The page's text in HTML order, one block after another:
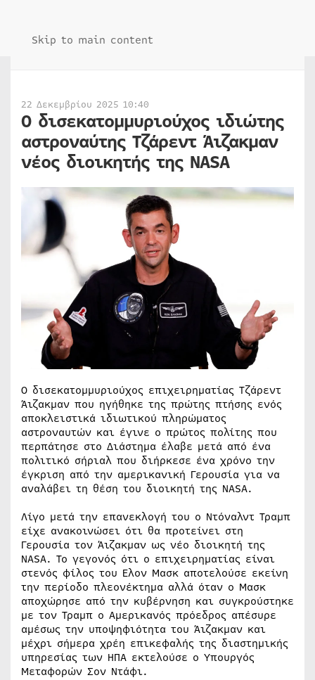
Skip to main content
22 Δεκεμβρίου 2025 10:40
Ο δισεκατομμυριούχος ιδιώτης
αστροναύτης Τζάρεντ Άιζακμαν
νέος διοικητής της NASA
Ο δισεκατομμυριούχος επιχειρηματίας Τζάρεντ
Άιζακμαν που ηγήθηκε της πρώτης πτήσης ενός
αποκλειστικά ιδιωτικού πληρώματος
αστροναυτών και έγινε ο πρώτος πολίτης που
περπάτησε στο Διάστημα έλαβε μετά από ένα
πολιτικό σήριαλ που διήρκεσε ένα χρόνο την
έγκριση από την αμερικανική Γερουσία για να
αναλάβει τη θέση του διοικητή της NASA.
Λίγο μετά την επανεκλογή του ο Ντόναλντ Τραμπ
είχε ανακοινώσει ότι θα προτείνει στη
Γερουσία τον Άιζακμαν ως νέο διοικητή της
NASA. Το γεγονός ότι ο επιχειρηματίας είναι
στενός φίλος του Ελον Μασκ αποτελούσε εκείνη
την περίοδο πλεονέκτημα αλλά όταν ο Μασκ
αποχώρησε από την κυβέρνηση και συγκρούστηκε
με τον Τραμπ ο Αμερικανός πρόεδρος απέσυρε
αμέσως την υποψηφιότητα του Άιζακμαν και
μέχρι σήμερα χρέη επικεφαλής της διαστημικής
υπηρεσίας των ΗΠΑ εκτελούσε ο Υπουργός
Μεταφορών Σον Ντάφι.